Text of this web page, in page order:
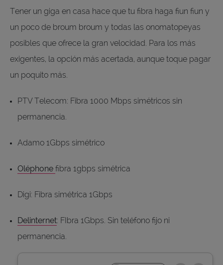
Tener un giga en casa hace que tu fibra haga fiun fiun y
un poco de broum broum y todas las onomatopeyas
posibles que ofrece la gran velocidad. Para los más
exigentes, la opción más acertada, aunque toque pagar
un poquito más.
PTV Telecom: Fibra 1000 Mbps simétricos sin
permanencia.
Adamo 1Gbps simétrico
Oléphone fibra 1gbps simétrica
Digi: Fibra simétrica 1Gbps
Delinternet: FIbra 1Gbps. Sin teléfono fijo ni
permanencia.